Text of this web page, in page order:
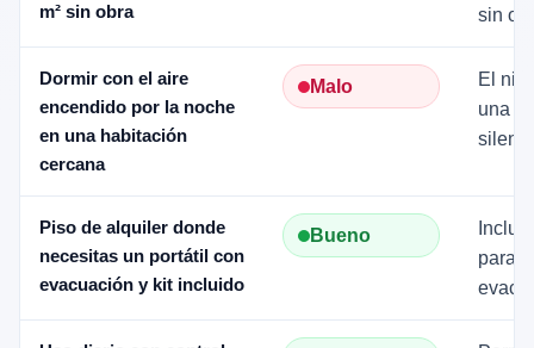
m² sin obra
sin
Dormir con el aire
encendido por la noche
en una habitación
cercana
Malo
El
una
Piso de alquiler donde
necesitas un portátil con
evacuación y kit incluido
Bueno
para